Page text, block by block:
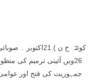
کوئٹہ خ ن )
26ویں آئینی ترمیم کی
جمہوریت کی فتح اور